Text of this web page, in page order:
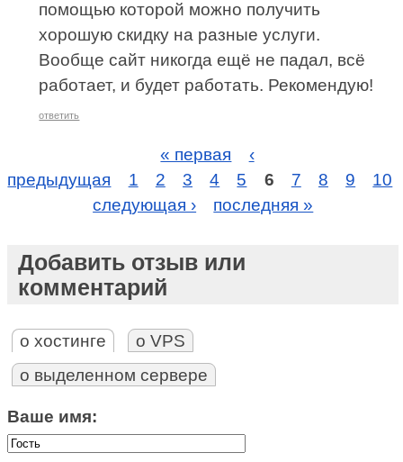
помощью которой можно получить
хорошую скидку на разные услуги.
Вообще сайт никогда ещё не падал, всё
работает, и будет работать. Рекомендую!
ответить
« первая
‹
предыдущая
1 2 3 4 5 6 7 8 9
10
следующая ›
последняя »
Добавить отзыв или
комментарий
о хостинге
о VPS
о выделенном сервере
Ваше имя: